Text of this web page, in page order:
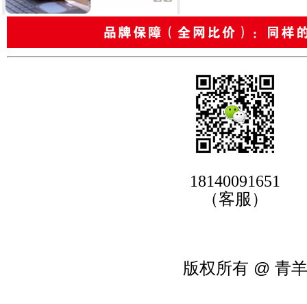
18140091651
（客服）
版权所有 @ 青